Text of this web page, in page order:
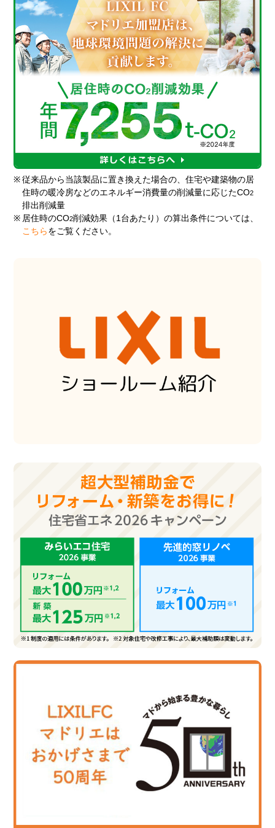
※ 従来品から当該製品に置き換えた場合の、住宅や建築物の居
住時の暖冷房などのエネルギー消費量の削減量に応じたCO2
排出削減量
※ 居住時のCO2削減効果（1台あたり）の算出条件については、
こちら をご覧ください。